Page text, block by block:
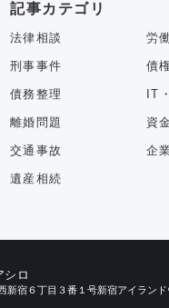
記事カテゴリ
法律相談 労
刑事事件 債
債務整理 IT
離婚問題 資
交通事故 企
遺産相続
シロ
新宿６丁目３番１号新宿アイランド